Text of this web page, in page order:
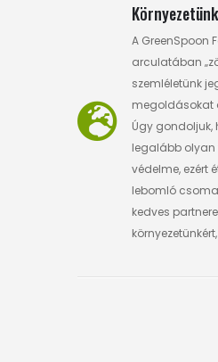
A GreenSpoon
arculatában
szemléletünk
megoldásokat
Úgy gondoljuk,
legalább olyan
védelme, ezért
lebomló
kedves